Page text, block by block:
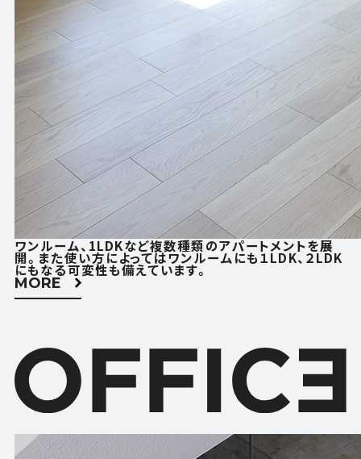
NEWS
ニュース
OUTLINE
会社概要
BLOG
ブログ
ACCESS
アクセス
FOLLOW US
OFFICE
オフィス
SHOP
ショップ
RENTAL SPACE
レンタルスペース
CONTACT
お問い合わせ
ワンルーム、1LDKなど複数種類のアパートメントを展
開。また使い方によってはワンルームにも１LDK、２LDK
にもなる可変性も備えています。
MORE